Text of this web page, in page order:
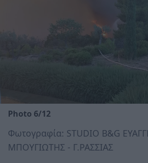
Photo 6/12
Φωτογραφία: STUDIO B&G
ΜΠΟΥΓΙΩΤΗΣ - Γ.ΡΑΣΣΙΑΣ